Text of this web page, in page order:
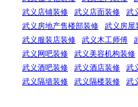
武义店铺装修
武义店面装修
武
武义房地产售楼部装修
武义房屋
武义服装店装修
武义木工师傅
武义网吧装修
武义美容机构装修
武义酒吧装修
武义酒店装修 武
武义隔墙装修
武义隔楼装修 武